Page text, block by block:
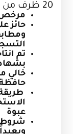
20 ظرف من أعشاب طبيعية 100 %
مرخص
حائز
تم
خالي
حافظة
عبوة
شروط